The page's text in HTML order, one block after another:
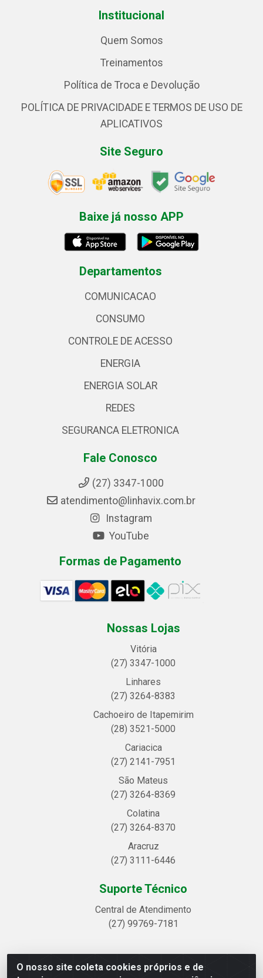
O nosso site coleta cookies próprios e de
Institucional
Quem Somos
Treinamentos
Política de Troca e Devolução
POLÍTICA DE PRIVACIDADE E TERMOS DE USO DE
APLICATIVOS
Site Seguro
Baixe já nosso APP
Departamentos
COMUNICACAO
CONSUMO
CONTROLE DE ACESSO
ENERGIA
ENERGIA SOLAR
REDES
SEGURANCA ELETRONICA
Fale Conosco
(27) 3347-1000
atendimento@linhavix.com.br
Instagram
YouTube
Formas de Pagamento
Nossas Lojas
Vitória
(27) 3347-1000
Linhares
(27) 3264-8383
Cachoeiro de Itapemirim
(28) 3521-5000
Cariacica
(27) 2141-7951
São Mateus
(27) 3264-8369
Colatina
(27) 3264-8370
Aracruz
(27) 3111-6446
Suporte Técnico
Central de Atendimento
(27) 99769-7181
Linhavix Distribuidora LTDA - Avenida Alegre, 2521 -